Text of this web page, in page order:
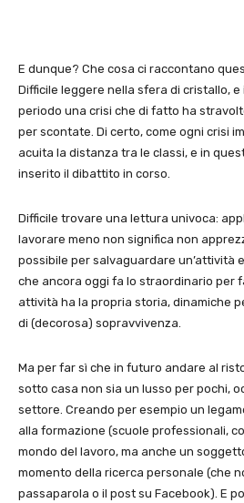
E dunque? Che cosa ci raccontano
Difficile leggere nella sfera di cristallo,
periodo una crisi che di fatto ha
per scontate. Di certo, come ogni crisi
acuita la distanza tra le classi, e in
inserito il dibattito in corso.
Difficile trovare una lettura univoca:
lavorare meno non significa non
possibile per salvaguardare un’attività
che ancora oggi fa lo straordinario per
attività ha la propria storia, dinamiche
di (decorosa) sopravvivenza.
Ma per far sì che in futuro andare al
sotto casa non sia un lusso per pochi,
settore. Creando per esempio un
alla formazione (scuole professionali,
mondo del lavoro, ma anche un
momento della ricerca personale (che
passaparola o il post su Facebook). E